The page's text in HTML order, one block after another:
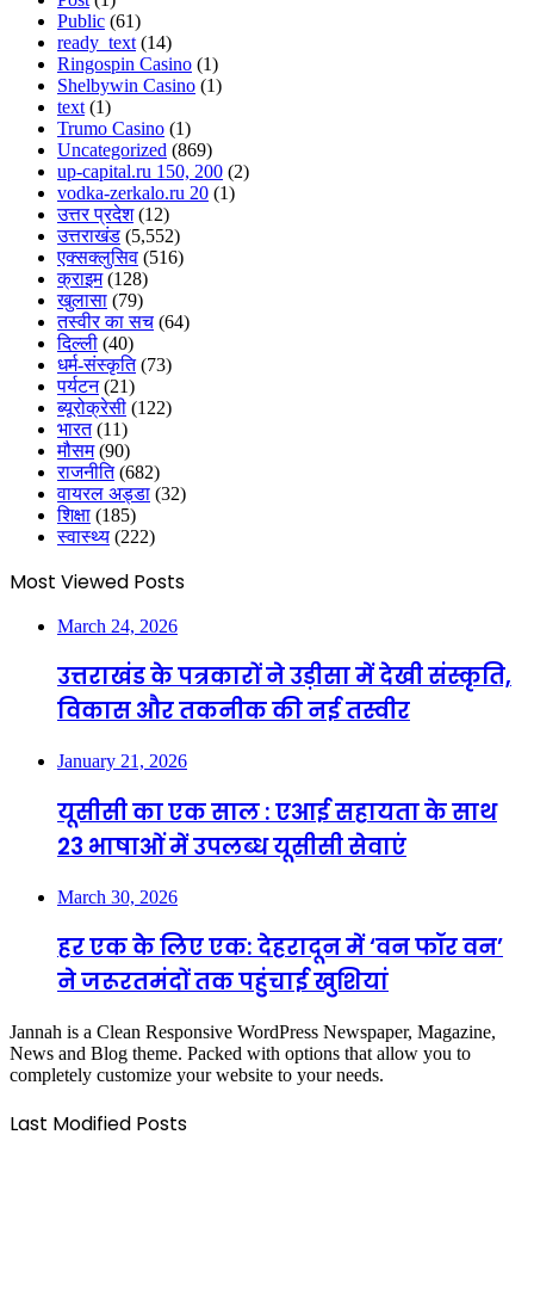
Public (61)
ready_text (14)
Ringospin Casino (1)
Shelbywin Casino (1)
text (1)
Trumo Casino (1)
Uncategorized (869)
up-capital.ru 150, 200 (2)
vodka-zerkalo.ru 20 (1)
उत्तर प्रदेश(12)
उत्तराखंड (5,552)
एक्सक्लुसिव (516)
क्राइम(128)
खुलासा (79)
तस्वीर का सच (64)
दिल्ली (40)
धर्म-संस्कृति(73)
पर्यटन(21)
ब्यूरोक्रेसी (122)
भारत(11)
मौसम(90)
राजनीति(682)
वायरल अड्डा (32)
शिक्षा (185)
स्वास्थ्य (222)
Most Viewed Posts
March 24, 2026
उत्तराखंड के पत्रकारों ने उड़ीसा में देखी संस्कृति,
विकास और तकनीक की नई तस्वीर
January 21, 2026
यूसीसी का एक साल : एआई सहायता के साथ
23 भाषाओं में उपलब्ध यूसीसी सेवाएं
March 30, 2026
हर एक के लिए एक: देहरादून में ‘वन फॉर वन’
ने जरूरतमंदों तक पहुंचाई खुशियां
Jannah is a Clean Responsive WordPress Newspaper, Magazine,
News and Blog theme. Packed with options that allow you to
completely customize your website to your needs.
Last Modified Posts